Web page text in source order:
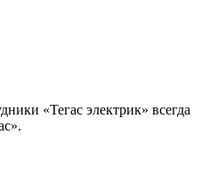
«Тегас электрик» всегда